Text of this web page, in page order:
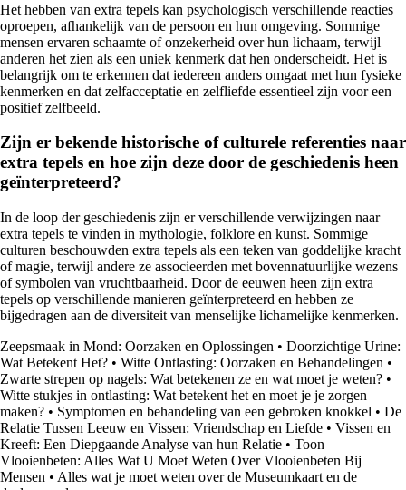
Het hebben van extra tepels kan psychologisch verschillende reacties
oproepen, afhankelijk van de persoon en hun omgeving. Sommige
mensen ervaren schaamte of onzekerheid over hun lichaam, terwijl
anderen het zien als een uniek kenmerk dat hen onderscheidt. Het is
belangrijk om te erkennen dat iedereen anders omgaat met hun fysieke
kenmerken en dat zelfacceptatie en zelfliefde essentieel zijn voor een
positief zelfbeeld.
Zijn er bekende historische of culturele referenties naar
extra tepels en hoe zijn deze door de geschiedenis heen
geïnterpreteerd?
In de loop der geschiedenis zijn er verschillende verwijzingen naar
extra tepels te vinden in mythologie, folklore en kunst. Sommige
culturen beschouwden extra tepels als een teken van goddelijke kracht
of magie, terwijl andere ze associeerden met bovennatuurlijke wezens
of symbolen van vruchtbaarheid. Door de eeuwen heen zijn extra
tepels op verschillende manieren geïnterpreteerd en hebben ze
bijgedragen aan de diversiteit van menselijke lichamelijke kenmerken.
Zeepsmaak in Mond: Oorzaken en Oplossingen • Doorzichtige Urine:
Wat Betekent Het? • Witte Ontlasting: Oorzaken en Behandelingen •
Zwarte strepen op nagels: Wat betekenen ze en wat moet je weten? •
Witte stukjes in ontlasting: Wat betekent het en moet je je zorgen
maken? • Symptomen en behandeling van een gebroken knokkel • De
Relatie Tussen Leeuw en Vissen: Vriendschap en Liefde • Vissen en
Kreeft: Een Diepgaande Analyse van hun Relatie • Toon
Vlooienbeten: Alles Wat U Moet Weten Over Vlooienbeten Bij
Mensen • Alles wat je moet weten over de Museumkaart en de